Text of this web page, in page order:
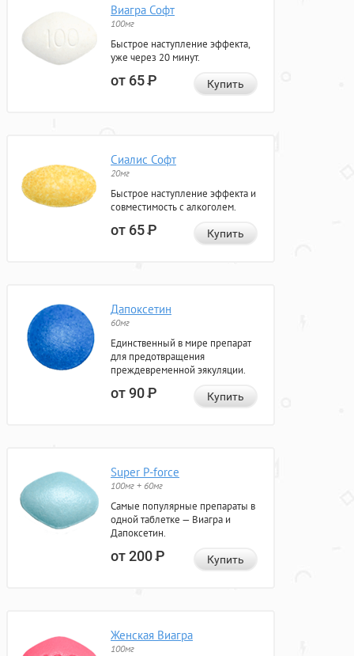
Виагра Софт
100мг
Быстрое наступление эффекта,
уже через 20 минут.
от 65Р Купить
Сиалис Софт
20мг
Быстрое наступление эффекта и
совместимость с алкоголем.
от 65Р Купить
Дапоксетин
60мг
Единственный в мире препарат
для предотвращения
преждевременной эякуляции.
от 90Р Купить
Super P-force
100мг + 60мг
Самые популярные препараты в
одной таблетке — Виагра и
Дапоксетин.
от 200Р Купить
Женская Виагра
100мг